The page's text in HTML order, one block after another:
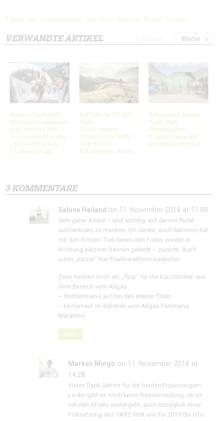
Tipps zur Vorbereitung und zum Training findet ihr hier.
VERWANDTE ARTIKEL
Sierre-Zinal 2026:
Kiriago triumphiert
zum dritten Mal –
Florea gewinnt die
„Kathedrale des
Trailrunnings“
KAT100 by UTMB
2026 –
Trailrunning-
Community trifft
sich in den
Kitzbüheler Alpen
Schnalstal Alpine
Trail 2026:
Hochalpines
Trailrunning auf
höchstem Niveau
Weiter
3 KOMMENTARE
Sabine Heiland on 11. November 2018 at 11:09
Sehr guter Artikel – und wichtig, auf diesen Punkt
aufmerksam zu machen. Ich denke, auch Salomon hat
mit den Golden Trail Series den Fokus wieder in
Richtung kürzerer Rennen gelenkt – zurecht. Auch
wenn „kürzer“ hier Trailmarathons bedeuten.
Zwei Rennen noch als „Tipp“ für die Kurzstecken aus
dem Bereich vom Allgäu:
– Widderstein-Lauf bei den Walser Trails
– Hörnerlauf im Rahmen vom Allgäu Panorama
Marathon
Reply
Markus Mingo on 11. November 2018 at
14:28
Vielen Dank Sabine für die beiden Ergänzungen!
Leider gibt es noch keine Pressemeldung, ob es
mit den 4Trails weitergeht, auch bezüglich einer
Fortsetzung des TAR2 fehlt uns für 2019 die Info.